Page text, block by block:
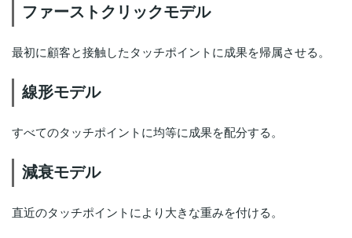
ファーストクリックモデル
最初に顧客と接触したタッチポイントに成果を帰属させる。
線形モデル
すべてのタッチポイントに均等に成果を配分する。
減衰モデル
直近のタッチポイントにより大きな重みを付ける。